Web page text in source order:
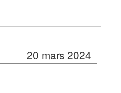
20 mars 2024